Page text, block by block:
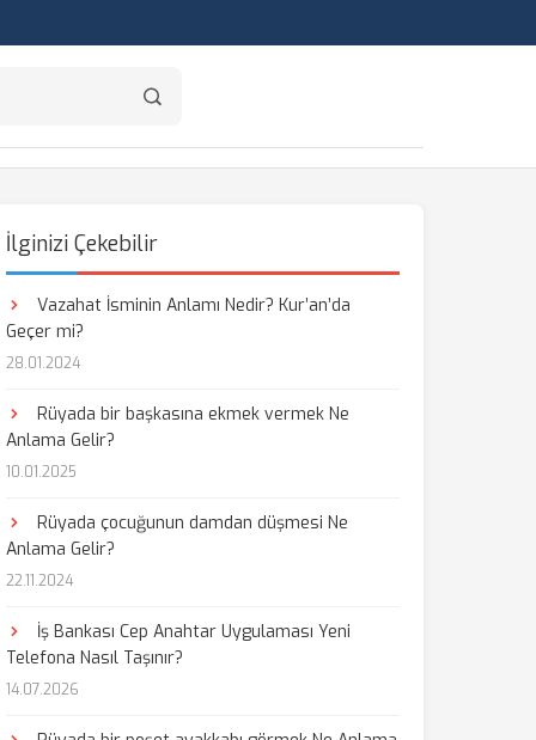
İlginizi Çekebilir
Vazahat İsminin Anlamı Nedir? Kur’an’da
Geçer mi?
28.01.2024
Rüyada bir başkasına ekmek vermek Ne
Anlama Gelir?
10.01.2025
Rüyada çocuğunun damdan düşmesi Ne
Anlama Gelir?
22.11.2024
İş Bankası Cep Anahtar Uygulaması Yeni
Telefona Nasıl Taşınır?
14.07.2026